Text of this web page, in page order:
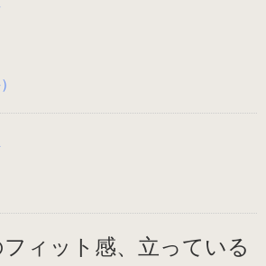
ース）
）
フィット感、立っている